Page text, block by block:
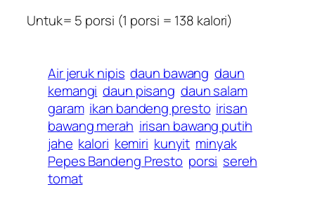
Untuk= 5 porsi (1 porsi = 138 kalori)
Air jeruk nipis daun bawang daun
kemangi daun pisang daun salam
garam ikan bandeng presto irisan
bawang merah irisan bawang putih
jahe kalori kemiri kunyit minyak
Pepes Bandeng Presto porsi sereh
tomat